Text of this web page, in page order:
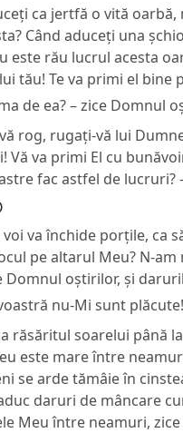
ca jertfă o vită oarbă,
Când aduceți una
este rău lucrul acesta
tău! Te va primi el bine
de ea? – zice Domnul
rog, rugați-vă lui
Vă va primi El cu
fac astfel de lucruri?
voi va închide porțile, ca
pe altarul Meu? N-am
Domnul oștirilor, și
nu-Mi sunt plăcute!
răsăritul soarelui până
este mare între
se arde tămâie în
daruri de mâncare
Meu între neamuri,